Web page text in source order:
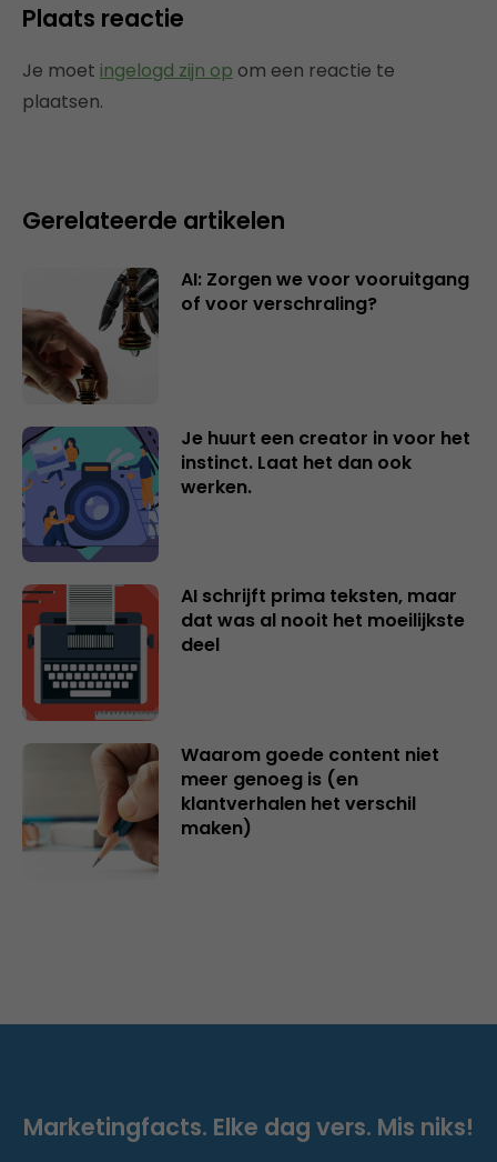
Plaats reactie
Je moet ingelogd zijn op om een reactie te
plaatsen.
Gerelateerde artikelen
AI: Zorgen we voor vooruitgang
of voor verschraling?
Je huurt een creator in voor het
instinct. Laat het dan ook
werken.
AI schrijft prima teksten, maar
dat was al nooit het moeilijkste
deel
Waarom goede content niet
meer genoeg is (en
klantverhalen het verschil
maken)
Marketingfacts. Elke dag vers. Mis niks!